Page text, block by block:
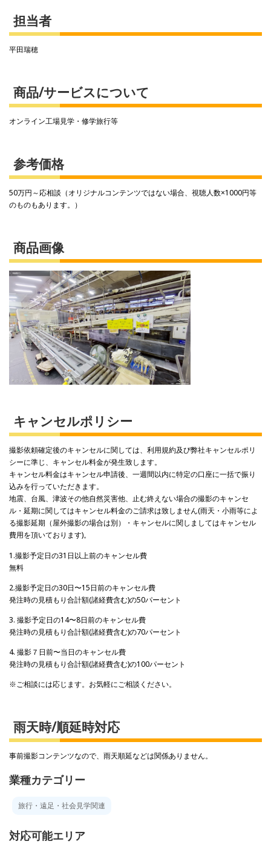
担当者
平田瑞穂
商品/サービスについて
オンライン工場見学・修学旅行等
参考価格
50万円～応相談（オリジナルコンテンツではない場合、視聴人数×1000円等
のものもあります。）
商品画像
キャンセルポリシー
撮影依頼確定後のキャンセルに関しては、利用規約及び弊社キャンセルポリ
シーに準じ、キャンセル料金が発生致します。
キャンセル料金はキャンセル申請後、一週間以内に特定の口座に一括で振り
込みを行っていただきます。
地震、台風、津波その他自然災害他、止む終えない場合の撮影のキャンセ
ル・延期に関してはキャンセル料金のご請求は致しません(雨天・小雨等によ
る撮影延期（屋外撮影の場合は別）・キャンセルに関しましてはキャンセル
費用を頂いております)。
1.撮影予定日の31日以上前のキャンセル費
無料
2.撮影予定日の30日〜15日前のキャンセル費
発注時の見積もり合計額(諸経費含む)の50パーセント
3. 撮影予定日の14〜8日前のキャンセル費
発注時の見積もり合計額(諸経費含む)の70パーセント
4. 撮影７日前〜当日のキャンセル費
発注時の見積もり合計額(諸経費含む)の100パーセント
※ご相談には応じます。お気軽にご相談ください。
雨天時/順延時対応
事前撮影コンテンツなので、雨天順延などは関係ありません。
業種カテゴリー
旅行・遠足・社会見学関連
対応可能エリア